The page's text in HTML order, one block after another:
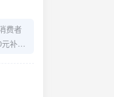
费者
补偿